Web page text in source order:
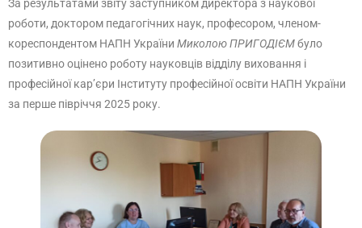
За результатами звіту заступником директора з наукової
роботи, доктором педагогічних наук, професором, членом-
кореспондентом НАПН України Миколою ПРИГОДІЄМбуло
позитивно оцінено роботу науковців відділу виховання і
професійної кар’єри Інституту професійної освіти НАПН України
за перше півріччя 2025 року.